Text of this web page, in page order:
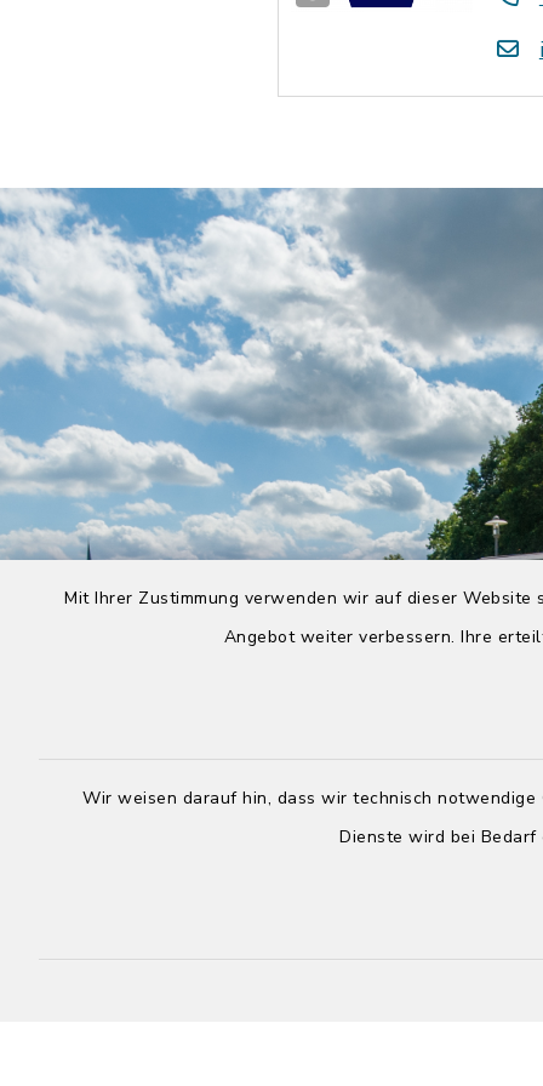
Mit Ihrer Zustimmung verwenden wir auf dieser
Angebot weiter verbessern. Ihre
Wir weisen darauf hin, dass wir technisch
Dienste wird bei